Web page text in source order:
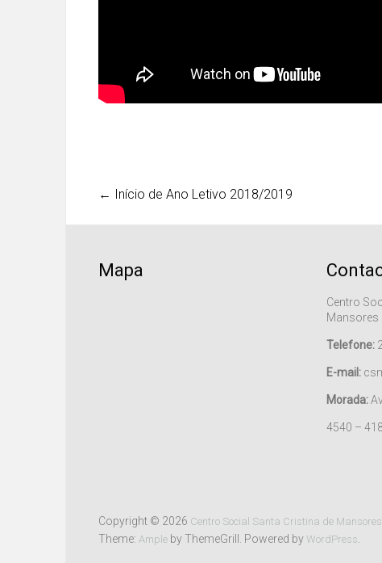
← Início de Ano Letivo 2018/2019
Mapa
Centro
Mansores
Telefone:
E-mail:
Morada:
4540 –
Copyright © 2026 Centro Social Santa Cristina de Mansores
Theme: Ample by ThemeGrill. Powered by WordPress.